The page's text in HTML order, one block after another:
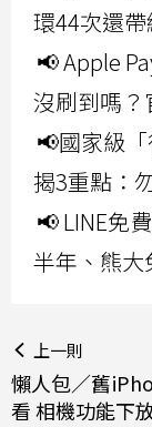
環44次還
📢 Apple
沒刷到嗎
📢國家級
揭3重點：
📢 LINE免
半年、熊大
上一則
懶人包／舊
看 相機功能下